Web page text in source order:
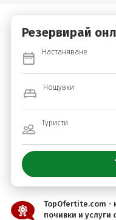
Резервирай
Настаняване
Нощувки
Туристи
TopOfertite.com -
почивки и услуги